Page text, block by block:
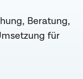
Beratung,
für